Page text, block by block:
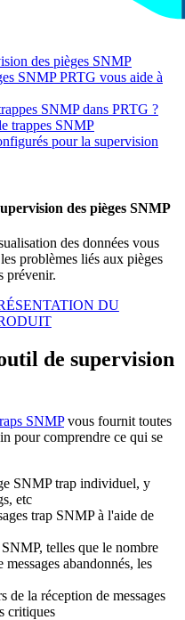
des pièges SNMP
SNMP PRTG vous aide à
SNMP dans PRTG ?
trappes SNMP
pour la supervision
des pièges SNMP
des données vous
problèmes liés aux pièges
prévenir.
DU
de supervision
SNMPvous fournit toutes
pour comprendre ce qui se
SNMP trap individuel, y
etc
trap SNMP à l'aide de
telles que le nombre
abandonnés, les
de la réception de messages
critiques